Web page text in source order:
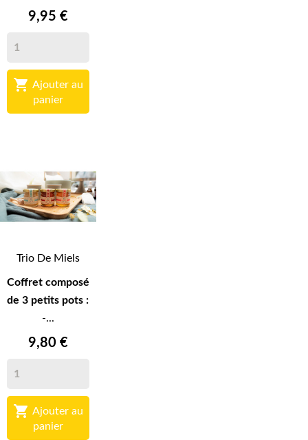
9,95 €

panier
Trio De Miels
Coffret composé
de 3 petits pots :
-...
9,80 €

panier